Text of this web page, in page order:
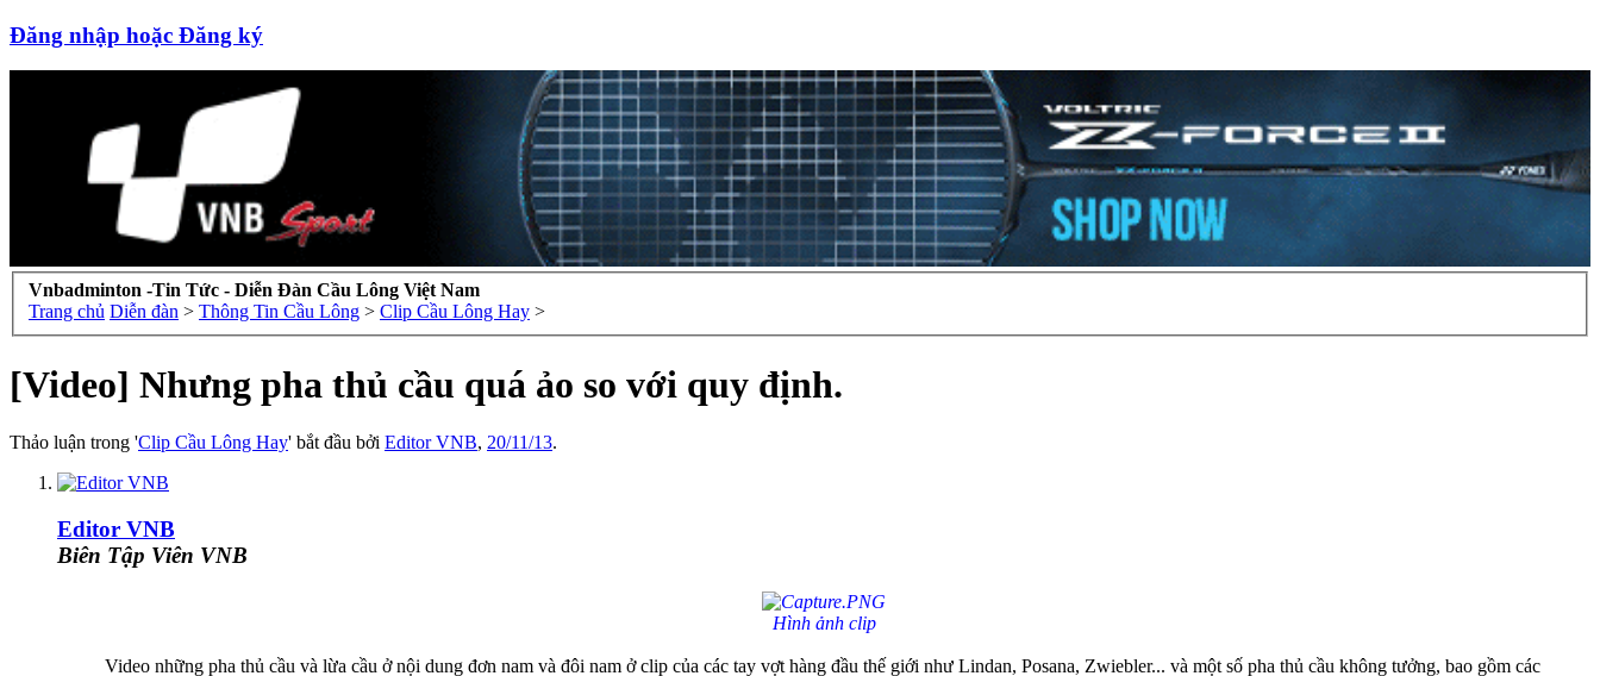
Đăng nhập hoặc Đăng ký
Vnbadminton -Tin Tức - Diễn Đàn Cầu Lông Việt Nam
Trang chủ Diễn đàn > Thông Tin Cầu Lông > Clip Cầu Lông Hay >
[Video] Nhưng pha thủ cầu quá ảo so với quy định.
Thảo luận trong 'Clip Cầu Lông Hay' bắt đầu bởi Editor VNB, 20/11/13.
Editor VNB
Biên Tập Viên VNB
Hình ảnh clip
Video những pha thủ cầu và lừa cầu ở nội dung đơn nam và đôi nam ở clip của các tay vợt hàng đầu thế giới như Lindan, Posana, Zwiebler... và một số pha thủ cầu không tưởng, bao gồm các